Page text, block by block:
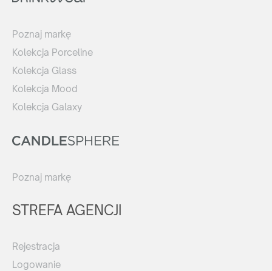
Poznaj markę
Kolekcja Porceline
Kolekcja Glass
Kolekcja Mood
Kolekcja Galaxy
Poznaj markę
STREFA AGENCJI
Rejestracja
Logowanie